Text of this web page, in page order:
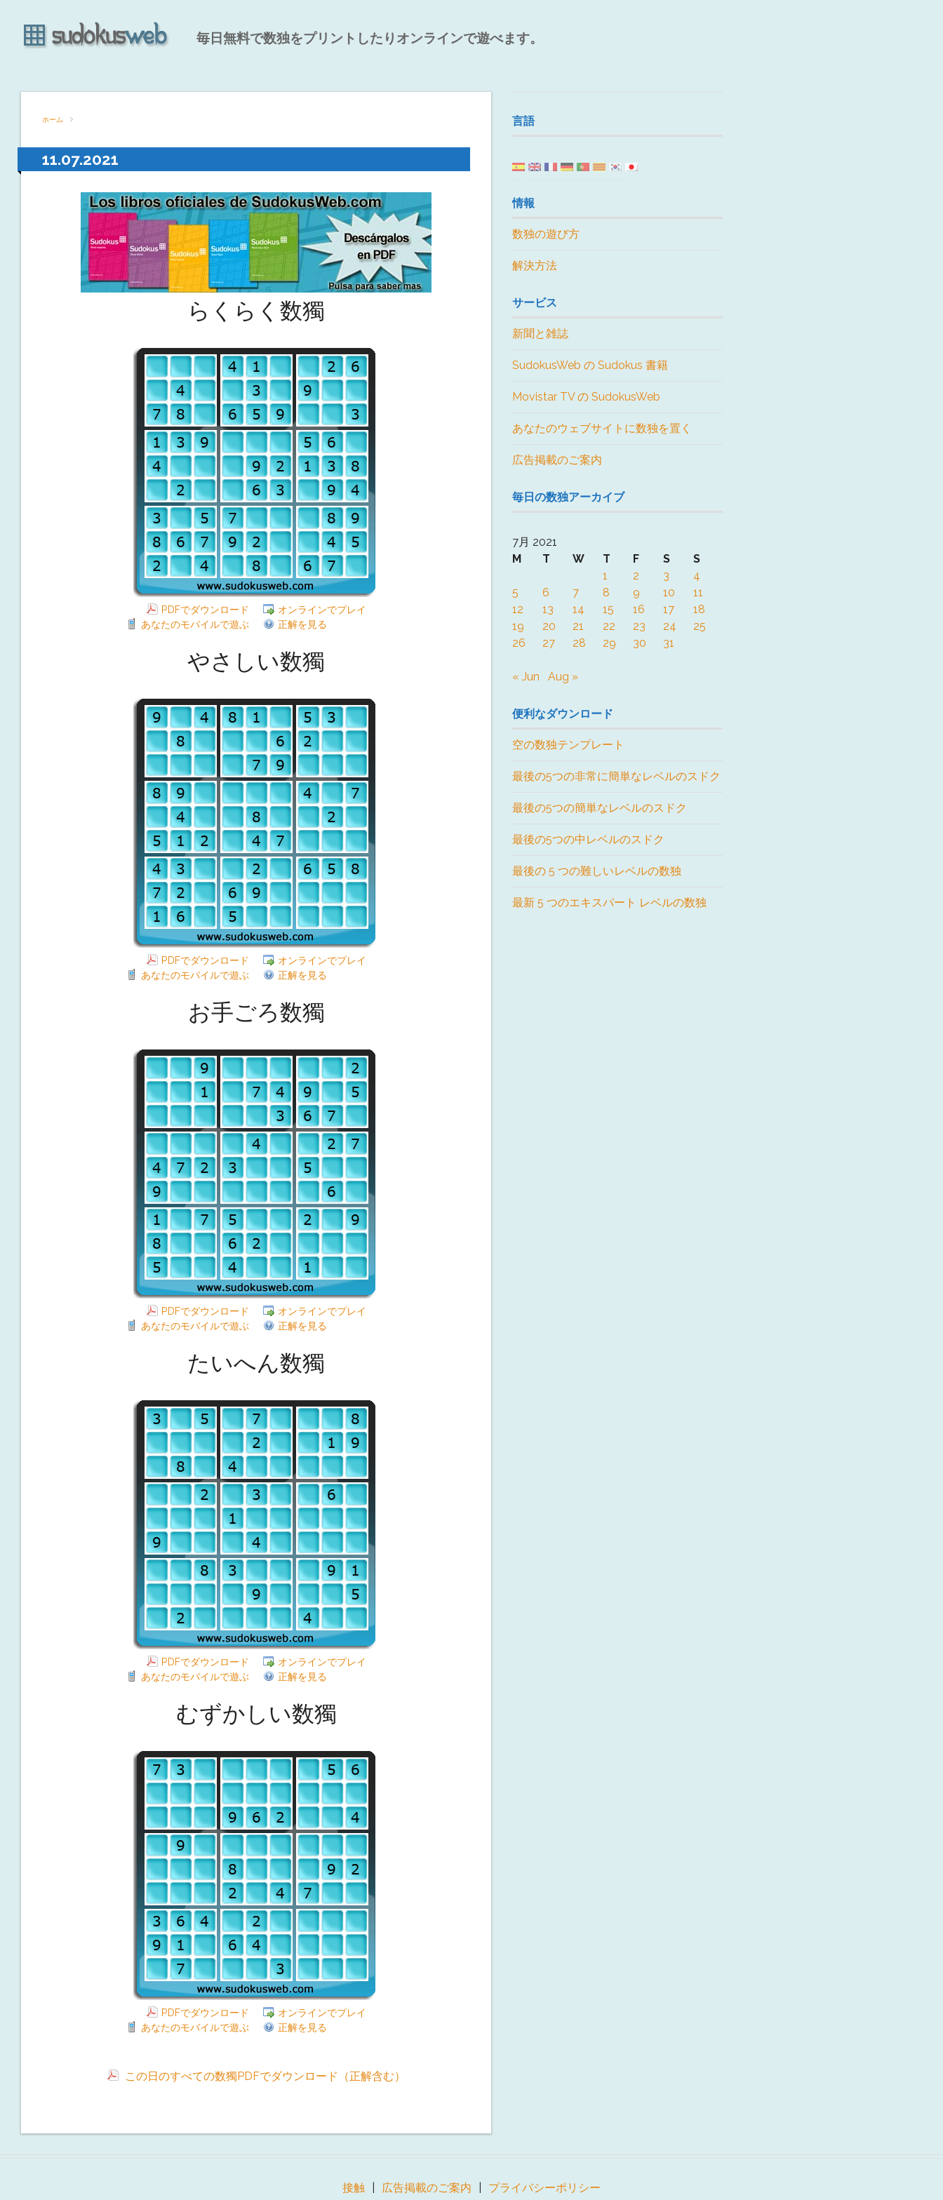
毎日無料で数独をプリントしたりオンラインで遊べます。
ホーム
11.07.2021
らくらく数獨
PDFでダウンロード
オンラインでプレイ
あなたのモバイルで遊ぶ
正解を見る
やさしい数獨
PDFでダウンロード
オンラインでプレイ
あなたのモバイルで遊ぶ
正解を見る
お手ごろ数獨
PDFでダウンロード
オンラインでプレイ
あなたのモバイルで遊ぶ
正解を見る
たいへん数獨
PDFでダウンロード
オンラインでプレイ
あなたのモバイルで遊ぶ
正解を見る
むずかしい数獨
PDFでダウンロード
オンラインでプレイ
あなたのモバイルで遊ぶ
正解を見る
この日のすべての数獨PDFでダウンロード（正解含む）
言語
情報
数独の遊び方
解決方法
サービス
新聞と雑誌
SudokusWeb の Sudokus 書籍
Movistar TV の SudokusWeb
あなたのウェブサイトに数独を置く
広告掲載のご案内
毎日の数独アーカイブ
7月 2021
M
T W T F S
S
1
2 3
4
5
6 7 8 9 10
11
12
13 14 15 16 17
18
19
20 21 22 23 24
25
26
27 28 29 30 31
« Jun Aug »
便利なダウンロード
空の数独テンプレート
最後の5つの非常に簡単なレベルのスドク
最後の5つの簡単なレベルのスドク
最後の5つの中レベルのスドク
最後の 5 つの難しいレベルの数独
最新 5 つのエキスパート レベルの数独
接触 広告掲載のご案内
プライバシーポリシー